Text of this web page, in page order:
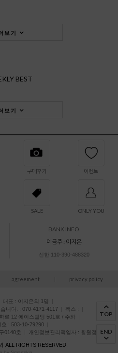
TOP
END
보기
BEST
보기
구매후기 이벤트
SALE ONLY YOU
BANK INFO
예금주 : 이지은
신한 110-390-488320
agreement privacy policy
대표 : 이지은외 1명
니다. : 070-4171-4117
팩스 :
로 12 에이스빌딩 501호 / 주와
호 : 503-10-79290
0140호
개인정보관리책임자 : 황원정
ALL RIGHTS RESERVED.